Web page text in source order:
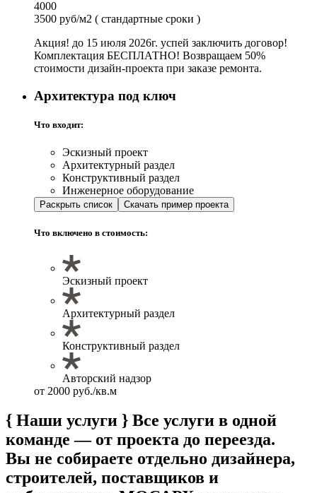
4000
3500 руб/м2 ( стандартные сроки )
Акция! до 15 июля 2026г. успей заключить договор!
Комплектация БЕСПЛАТНО! Возвращаем 50%
стоимости дизайн-проекта при заказе ремонта.
Архитектура под ключ
Что входит:
Эскизный проект
Архитектурный раздел
Конструктивный раздел
Инженерное оборудование
Раскрыть список Скачать пример проекта
Что включено в стоимость:
Эскизный проект
Архитектурный раздел
Конструктивный раздел
Авторский надзор
от 2000 руб./кв.м
{ Наши услуги } Все услуги в одной
команде — от проекта до переезда.
Вы не собираете отдельно дизайнера,
строителей, поставщиков и